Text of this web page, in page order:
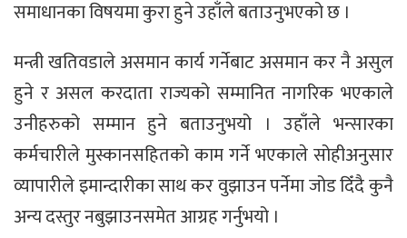
समाधानका विषयमा कुरा हुने उहाँले बताउनुभएको छ ।
मन्त्री खतिवडाले असमान कार्य गर्नेबाट असमान कर नै असुल
हुने र असल करदाता राज्यको सम्मानित नागरिक भएकाले
उनीहरुको सम्मान हुने बताउनुभयो । उहाँले भन्सारका
कर्मचारीले मुस्कानसहितको काम गर्ने भएकाले सोहीअनुसार
व्यापारीले इमान्दारीका साथ कर वुझाउन पर्नेमा जोड दिँदै कुनै
अन्य दस्तुर नबुझाउनसमेत आग्रह गर्नुभयो ।